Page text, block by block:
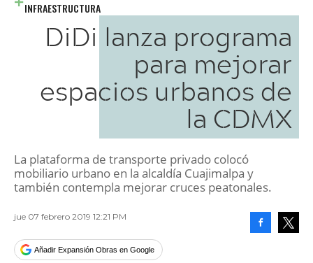
INFRAESTRUCTURA
DiDi lanza programa
para mejorar
espacios urbanos de
la CDMX
La plataforma de transporte privado colocó
mobiliario urbano en la alcaldía Cuajimalpa y
también contempla mejorar cruces peatonales.
jue 07 febrero 2019 12:21 PM
Añadir Expansión Obras en Google